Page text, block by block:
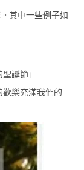
其中一些例子如
誕節」
歡樂充滿我們的